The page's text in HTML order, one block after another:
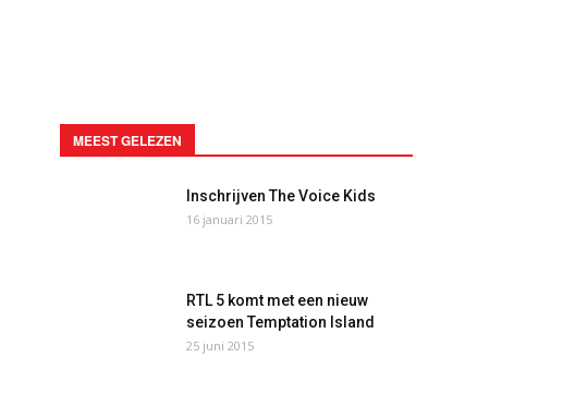
MEEST GELEZEN
Inschrijven The Voice Kids
16 januari 2015
RTL 5 komt met een nieuw
seizoen Temptation Island
25 juni 2015